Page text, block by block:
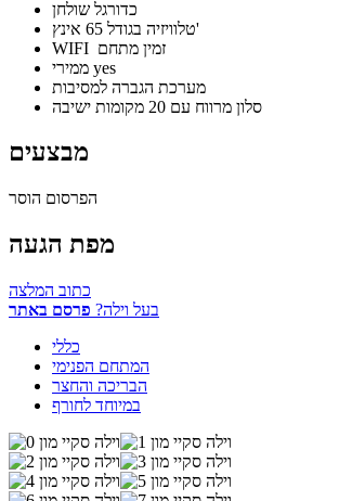
טלוויזיה בגודל 65 אינץ'
WIFI זמין מתחם
ממירי yes
מערכת הגברה למסיבות
סלון מרווח עם 20 מקומות ישיבה
מבצעים
הפרסום הוסר
מפת הגעה
כתוב המלצה
בעל וילה? פרסם באתר
כללי
המתחם הפנימי
הבריכה והחצר
במיוחד לחורף